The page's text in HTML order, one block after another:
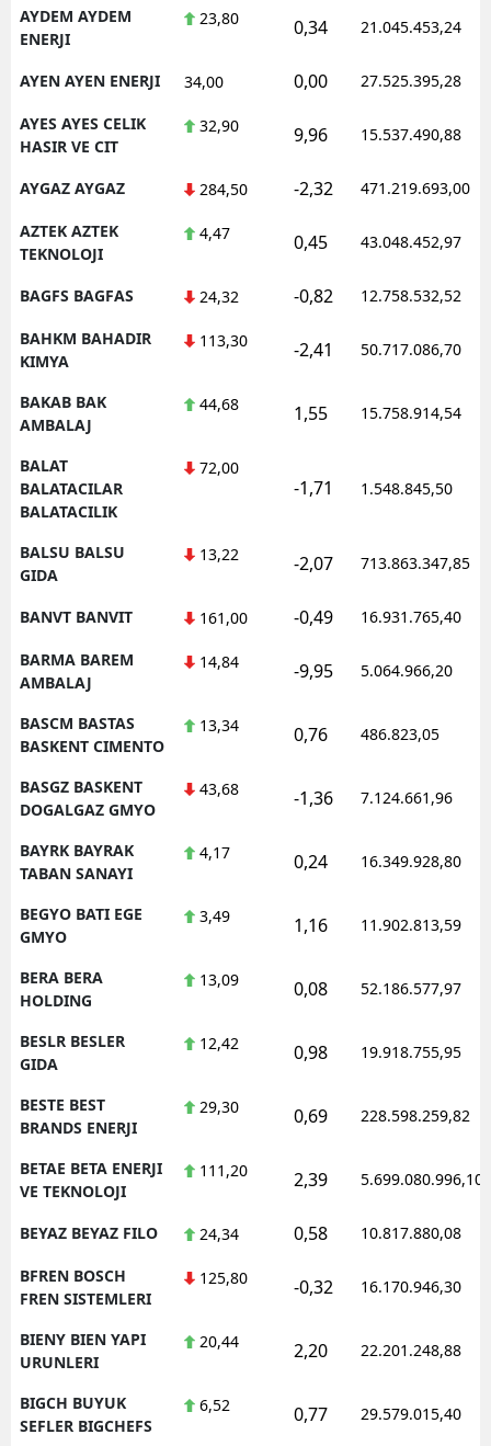
AYDEM AYDEM
ENERJI
23,80 0,34 21.045.453,24
AYEN AYEN ENERJI 34,00 0,00 27.525.395,28
AYES AYES CELIK
HASIR VE CIT
32,90 9,96 15.537.490,88
AYGAZ AYGAZ 284,50 -2,32 471.219.693,00
AZTEK AZTEK
TEKNOLOJI
4,47 0,45 43.048.452,97
BAGFS BAGFAS 24,32 -0,82 12.758.532,52
BAHKM BAHADIR
KIMYA
113,30 -2,41 50.717.086,70
BAKAB BAK
AMBALAJ
44,68 1,55 15.758.914,54
BALAT
BALATACILAR
BALATACILIK
72,00
-1,71 1.548.845,50
BALSU BALSU
GIDA
13,22 -2,07 713.863.347,85
BANVT BANVIT 161,00 -0,49 16.931.765,40
BARMA BAREM
AMBALAJ
14,84 -9,95 5.064.966,20
BASCM BASTAS
BASKENT CIMENTO
13,34 0,76 486.823,05
BASGZ BASKENT
DOGALGAZ GMYO
43,68 -1,36 7.124.661,96
BAYRK BAYRAK
TABAN SANAYI
4,17 0,24 16.349.928,80
BEGYO BATI EGE
GMYO
3,49 1,16 11.902.813,59
BERA BERA
HOLDING
13,09 0,08 52.186.577,97
BESLR BESLER
GIDA
12,42 0,98 19.918.755,95
BESTE BEST
BRANDS ENERJI
29,30 0,69 228.598.259,82
BETAE BETA ENERJI
VE TEKNOLOJI
111,20 2,39 5.699.080.996,10
BEYAZ BEYAZ FILO 24,34 0,58 10.817.880,08
BFREN BOSCH
FREN SISTEMLERI
125,80 -0,32 16.170.946,30
BIENY BIEN YAPI
URUNLERI
20,44 2,20 22.201.248,88
BIGCH BUYUK
SEFLER BIGCHEFS
6,52 0,77 29.579.015,40